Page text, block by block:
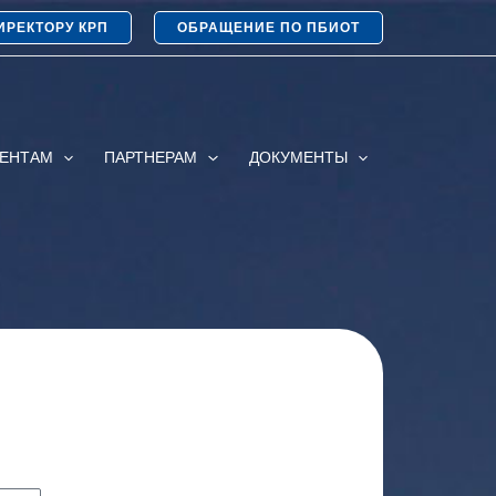
КРП ОБРАЩЕНИЕ ПО ПБИОТ
ПАРТНЕРАМ ДОКУМЕНТЫ